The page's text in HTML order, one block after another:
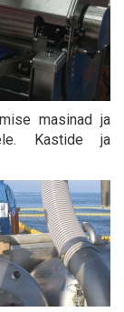
masinad ja
Kastide ja